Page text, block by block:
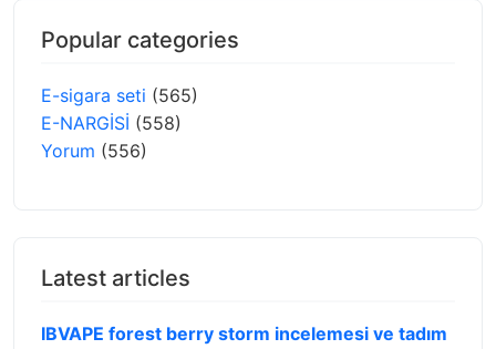
Popular categories
E-sigara seti (565)
E-NARGİSİ (558)
Yorum (556)
Latest articles
IBVAPE forest berry storm incelemesi ve tadım